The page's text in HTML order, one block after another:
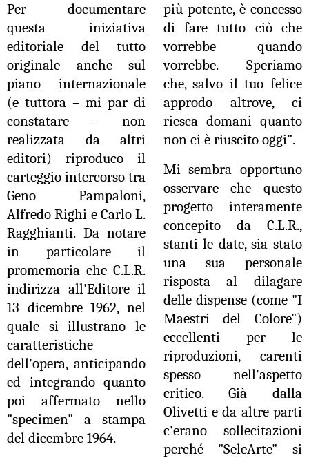
Per documentare
questa iniziativa
editoriale del tutto
originale anche sul
piano internazionale
(e tuttora – mi par di
constatare – non
realizzata da altri
editori) riproduco il
carteggio intercorso tra
Geno Pampaloni,
Alfredo Righi e Carlo L.
Ragghianti. Da notare
in particolare il
promemoria che C.L.R.
indirizza all'Editore il
13 dicembre 1962, nel
quale si illustrano le
caratteristiche
dell'opera, anticipando
ed integrando quanto
poi affermato nello
"specimen" a stampa
del dicembre 1964.
più potente, è concesso
di fare tutto ciò che
vorrebbe quando
vorrebbe. Speriamo
che, salvo il tuo felice
approdo altrove, ci
riesca domani quanto
non ci è riuscito oggi".
Mi sembra opportuno
osservare che questo
progetto interamente
concepito da C.L.R.,
stanti le date, sia stato
una sua personale
risposta al dilagare
delle dispense (come "I
Maestri del Colore")
eccellenti per le
riproduzioni, carenti
spesso nell'aspetto
critico. Già dalla
Olivetti e da altre parti
c'erano sollecitazioni
perché "SeleArte" si